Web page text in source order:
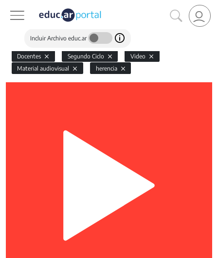
Incluir Archivo educ.ar
Docentes Segundo Ciclo
Video
Material audiovisual
herencia